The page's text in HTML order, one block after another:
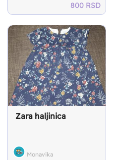
800 RSD
Zara haljinica
Monavika